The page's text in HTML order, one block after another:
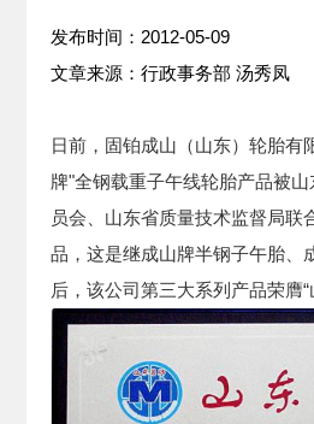
发布时间：2012-05-09
文章来源：行政事务部 汤秀凤
日前，固铂成山（山东）轮胎有
牌"全钢载重子午线轮胎产品被
员会、山东省质量技术监督局联
品，这是继成山牌半钢子午胎、
后，该公司第三大系列产品荣膺“